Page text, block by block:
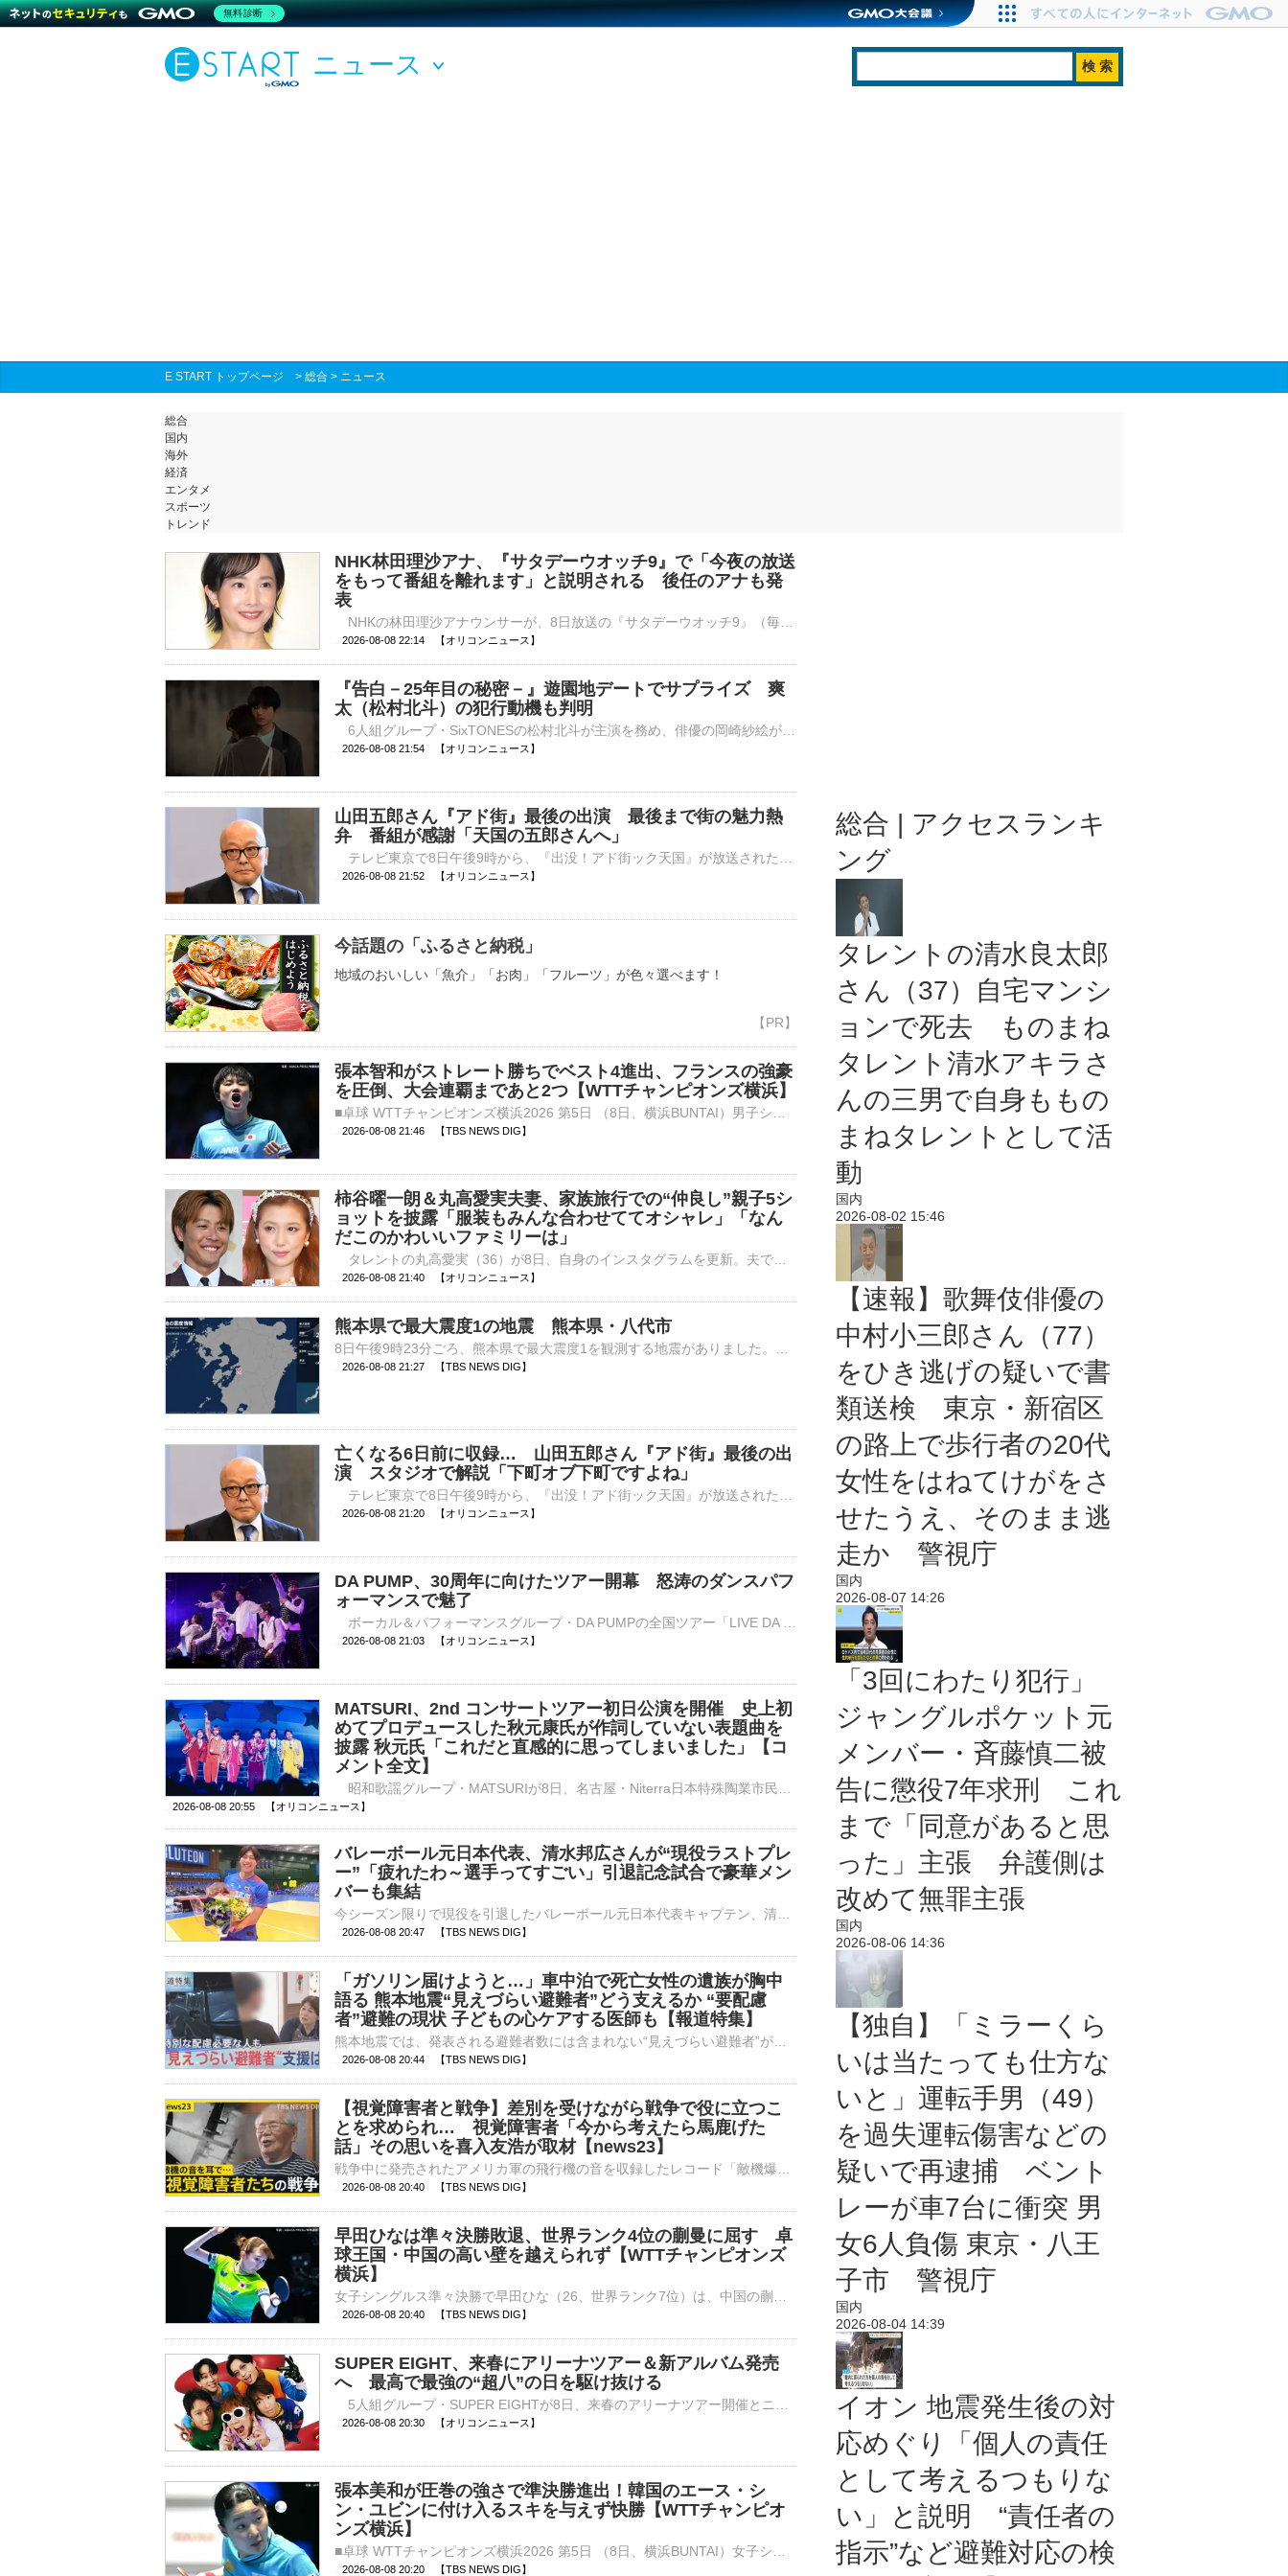
ニュース
E START トップページ > 総合 > ニュース
総合
国内
海外
経済
エンタメ
スポーツ
トレンド
NHK林田理沙アナ、『サタデーウオッチ9』で「今夜の放送
をもって番組を離れます」と説明される 後任のアナも発
表
2026-08-08 22:14 【オリコンニュース】
『告白－25年目の秘密－』遊園地デートでサプライズ 爽
太（松村北斗）の犯行動機も判明
2026-08-08 21:54 【オリコンニュース】
山田五郎さん『アド街』最後の出演 最後まで街の魅力熱
弁 番組が感謝「天国の五郎さんへ」
2026-08-08 21:52 【オリコンニュース】
今話題の「ふるさと納税」
地域のおいしい「魚介」「お肉」「フルーツ」が色々選べます！
張本智和がストレート勝ちでベスト4進出、フランスの強豪
を圧倒、大会連覇まであと2つ【WTTチャンピオンズ横浜】
2026-08-08 21:46 【TBS NEWS DIG】
柿谷曜一朗＆丸高愛実夫妻、家族旅行での“仲良し”親子5シ
ョットを披露「服装もみんな合わせててオシャレ」「なん
だこのかわいいファミリーは」
2026-08-08 21:40 【オリコンニュース】
熊本県で最大震度1の地震 熊本県・八代市
2026-08-08 21:27 【TBS NEWS DIG】
亡くなる6日前に収録… 山田五郎さん『アド街』最後の出
演 スタジオで解説「下町オブ下町ですよね」
2026-08-08 21:20 【オリコンニュース】
DA PUMP、30周年に向けたツアー開幕 怒涛のダンスパフ
ォーマンスで魅了
2026-08-08 21:03 【オリコンニュース】
MATSURI、2nd コンサートツアー初日公演を開催 史上初
めてプロデュースした秋元康氏が作詞していない表題曲を
披露 秋元氏「これだと直感的に思ってしまいました」【コ
メント全文】
2026-08-08 20:55 【オリコンニュース】
バレーボール元日本代表、清水邦広さんが“現役ラストプレ
ー”「疲れたわ～選手ってすごい」引退記念試合で豪華メン
バーも集結
2026-08-08 20:47 【TBS NEWS DIG】
「ガソリン届けようと…」車中泊で死亡女性の遺族が胸中
語る 熊本地震“見えづらい避難者”どう支えるか “要配慮
者”避難の現状 子どもの心ケアする医師も【報道特集】
2026-08-08 20:44 【TBS NEWS DIG】
【視覚障害者と戦争】差別を受けながら戦争で役に立つこ
とを求められ… 視覚障害者「今から考えたら馬鹿げた
話」その思いを喜入友浩が取材【news23】
2026-08-08 20:40 【TBS NEWS DIG】
早田ひなは準々決勝敗退、世界ランク4位の蒯曼に屈す 卓
球王国・中国の高い壁を越えられず【WTTチャンピオンズ
横浜】
2026-08-08 20:40 【TBS NEWS DIG】
SUPER EIGHT、来春にアリーナツアー＆新アルバム発売
へ 最高で最強の“超八”の日を駆け抜ける
2026-08-08 20:30 【オリコンニュース】
張本美和が圧巻の強さで準決勝進出！韓国のエース・シ
ン・ユビンに付け入るスキを与えず快勝【WTTチャンピオ
ンズ横浜】
2026-08-08 20:20 【TBS NEWS DIG】
総合 | アクセスランキ
ング
タレントの清水良太郎
さん（37）自宅マンシ
ョンで死去 ものまね
タレント清水アキラさ
んの三男で自身ももの
まねタレントとして活
動
国内
2026-08-02 15:46
【速報】歌舞伎俳優の
中村小三郎さん（77）
をひき逃げの疑いで書
類送検 東京・新宿区
の路上で歩行者の20代
女性をはねてけがをさ
せたうえ、そのまま逃
走か 警視庁
国内
2026-08-07 14:26
「3回にわたり犯行」
ジャングルポケット元
メンバー・斉藤慎二被
告に懲役7年求刑 これ
まで「同意があると思
った」主張 弁護側は
改めて無罪主張
国内
2026-08-06 14:36
【独自】「ミラーくら
いは当たっても仕方な
いと」運転手男（49）
を過失運転傷害などの
疑いで再逮捕 ベント
レーが車7台に衝突 男
女6人負傷 東京・八王
子市 警視庁
国内
2026-08-04 14:39
イオン 地震発生後の対
応めぐり「個人の責任
として考えるつもりな
い」と説明 “責任者の
指示”など避難対応の検
無料診断